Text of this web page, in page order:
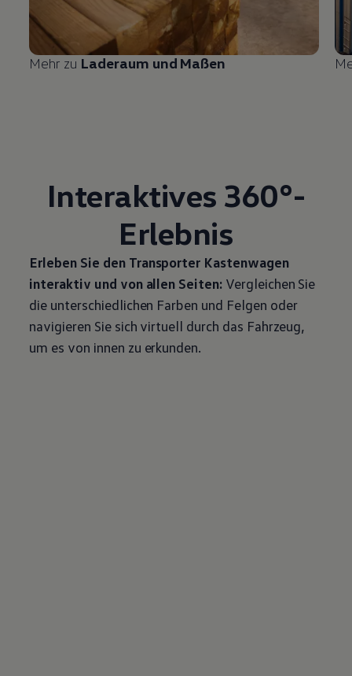
Mehr zu Laderaum und Maßen
Interaktives 360°-
Erlebnis
Erleben Sie den Transporter Kastenwagen
interaktiv und von allen Seiten:Vergleichen Sie
die unterschiedlichen Farben und Felgen oder
navigieren Sie sich virtuell durch das Fahrzeug,
um es von innen zu erkunden.